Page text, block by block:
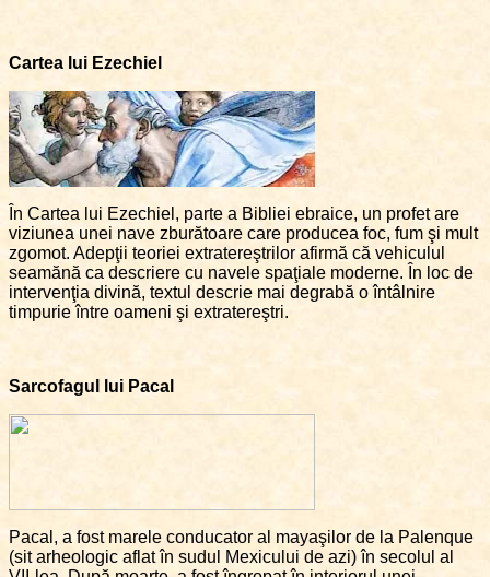
Cartea lui Ezechiel
În Cartea lui Ezechiel, parte a Bibliei ebraice, un profet are
viziunea unei nave zburătoare care producea foc, fum şi mult
zgomot. Adepţii teoriei extratereştrilor afirmă că vehiculul
seamănă ca descriere cu navele spaţiale moderne. În loc de
intervenţia divină, textul descrie mai degrabă o întâlnire
timpurie între oameni şi extratereştri.
Sarcofagul lui Pacal
Pacal, a fost marele conducator al mayaşilor de la Palenque
(sit arheologic aflat în sudul Mexicului de azi) în secolul al